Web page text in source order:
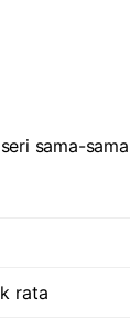
sama-
rata